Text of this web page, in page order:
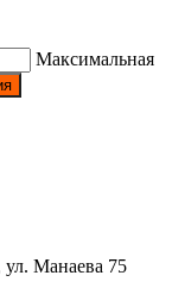
Максимальная
Манаева 75